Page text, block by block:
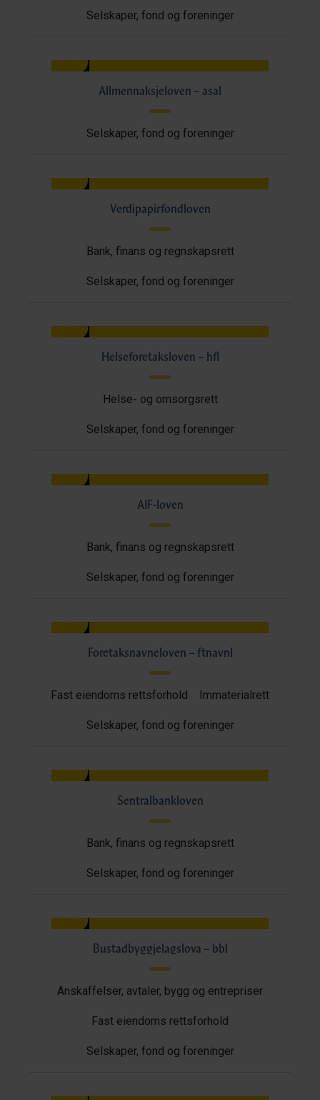
Selskaper, fond og foreninger
Allmennaksjeloven – asal
Selskaper, fond og foreninger
Verdipapirfondloven
Bank, finans og regnskapsrett
Selskaper, fond og foreninger
Helseforetaksloven – hfl
Helse- og omsorgsrett
Selskaper, fond og foreninger
AIF-loven
Bank, finans og regnskapsrett
Selskaper, fond og foreninger
Foretaksnavneloven – ftnavnl
Fast eiendoms rettsforhold Immaterialrett
Selskaper, fond og foreninger
Sentralbankloven
Bank, finans og regnskapsrett
Selskaper, fond og foreninger
Bustadbyggjelagslova – bbl
Anskaffelser, avtaler, bygg og entrepriser
Fast eiendoms rettsforhold
Selskaper, fond og foreninger